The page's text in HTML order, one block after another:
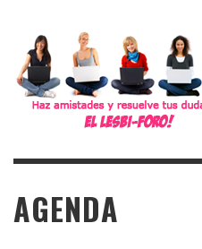
AGENDA